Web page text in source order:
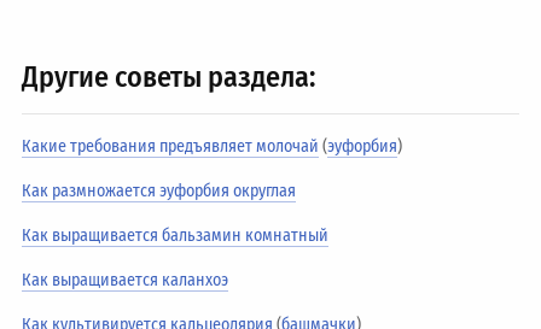
Другие советы раздела:
Какие требования предъявляет молочай (эуфорбия)
Как размножается эуфорбия округлая
Как выращивается бальзамин комнатный
Как выращивается каланхоэ
Как культивируется кальцеолярия (башмачки)